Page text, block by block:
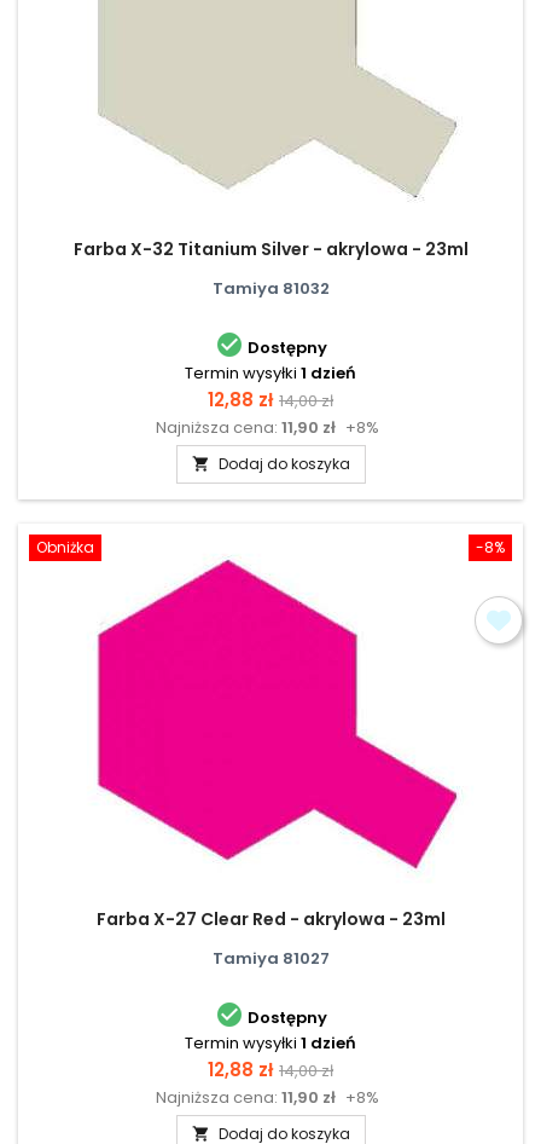
Farba X-32 Titanium Silver - akrylowa - 23ml
Tamiya 81032
 Dostępny
Termin wysyłki 1 dzień
Cena
12,88 zł Cena
podstawowa
14,00 zł
Najniższa cena: 11,90 zł +8%
 Dodaj do koszyka
-8%
Obniżka
Farba X-27 Clear Red - akrylowa - 23ml
Tamiya 81027
 Dostępny
Termin wysyłki 1 dzień
Cena
12,88 zł Cena
podstawowa
14,00 zł
Najniższa cena: 11,90 zł +8%
 Dodaj do koszyka